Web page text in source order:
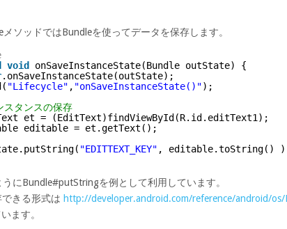
ソッドではBundleを使ってデータを保存します。
void
onSaveInstanceState(Bundle outState) {
.onSaveInstanceState(outState);
"Lifecycle" , "onSaveInstanceState()");
タンスの保存
et = (EditText)findViewById(R.id.editText1);
editable = et.getText();
"EDITTEXT_KEY" , editable.toString()
にBundle#putStringを例として利用しています。
きる形式は http://developer.android.com/reference/android/os/
ます。